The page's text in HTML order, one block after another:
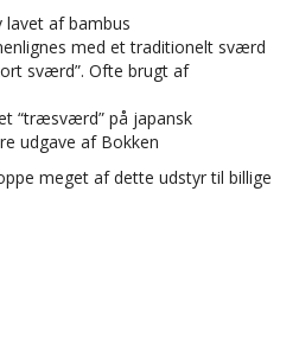
lavet af bambus
med et traditionelt sværd
sværd”. Ofte brugt af
“træsværd” på japansk
udgave af Bokken
meget af dette udstyr til billige